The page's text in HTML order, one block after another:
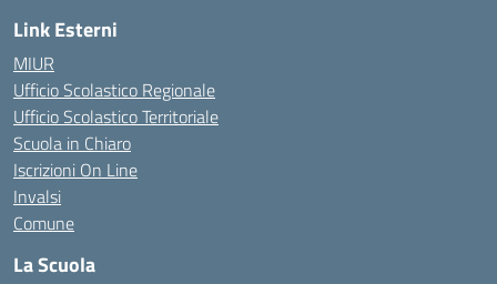
Link Esterni
MIUR
Ufficio Scolastico Regionale
Ufficio Scolastico Territoriale
Scuola in Chiaro
Iscrizioni On Line
Invalsi
Comune
La Scuola